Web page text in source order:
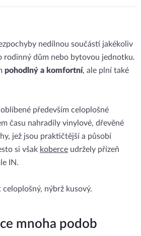
nedílnou součástí jakékoliv
rodinný dům nebo bytovou jednotku.
pohodlný a komfortní, ale plní také
především celoplošné
času nahradily vinylové, dřevěné
jež jsou praktičtější a působí
si však koberceudržely přízeň
IN.
nýbrž kusový.
mnoha podob